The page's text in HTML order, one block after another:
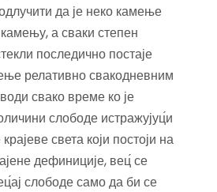
да је неко камење
а сваки степен
последично постаје
релативно свакодневним
свако време ко је
слободе истражујуц́и
света који постоји на
дефиниције, вец́ се
слободе само да би се